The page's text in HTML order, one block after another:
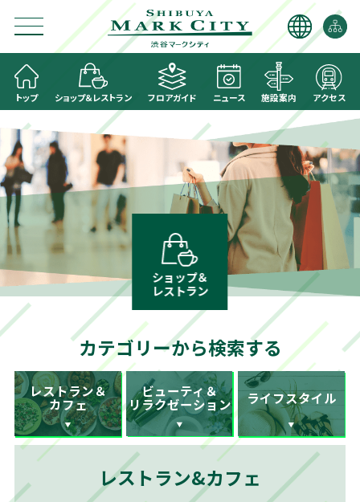
トップ ショップ＆レストラン フロアガイド ニュース 施設案内 アクセス
ショップ＆
レストラン
カテゴリーから検索する
レストラン＆
カフェ
ビューティ＆
リラクゼーション ライフスタイル
レストラン&カフェ